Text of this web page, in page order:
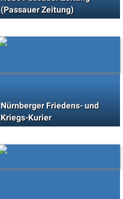
(Passauer Zeitung)
Nürnberger Friedens- und
Kriegs-Kurier